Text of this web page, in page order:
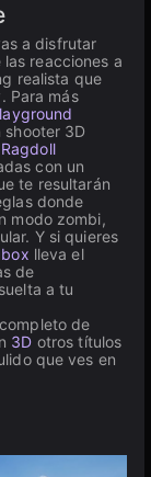
a disfrutar
reacciones a
realista que
Para más
3D
con un
te resultarán
donde
modo zombi,
Y si quieres
lleva el
de
a tu
de
3D otros títulos
que ves en